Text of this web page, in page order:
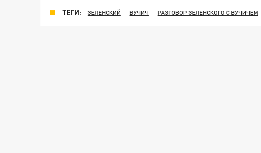
ТЕГИ: ЗЕЛЕНСКИЙ ВУЧИЧ РАЗГОВОР ЗЕЛЕНСКОГО С ВУЧИЧЕМ